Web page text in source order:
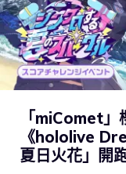
「miComet」
《hololive
夏日火花」開